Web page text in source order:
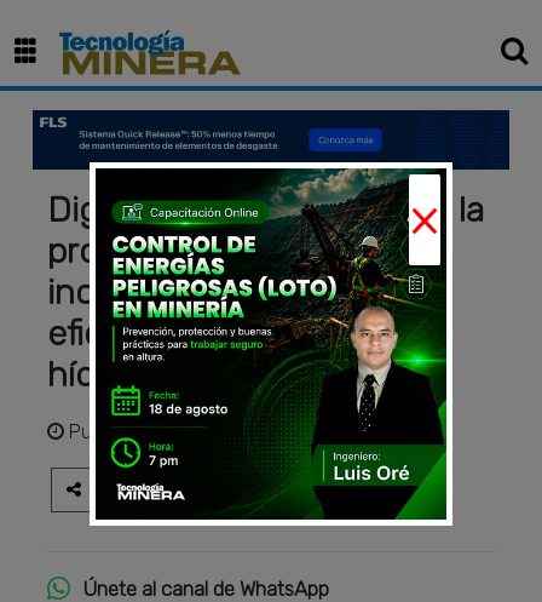
Digital Twins revolucionan la
producción de cobre:
incrementos del 32 % en
eficiencia y optimización
hídrica
Publicadohace 2 meses
Únete al canal de WhatsApp
×